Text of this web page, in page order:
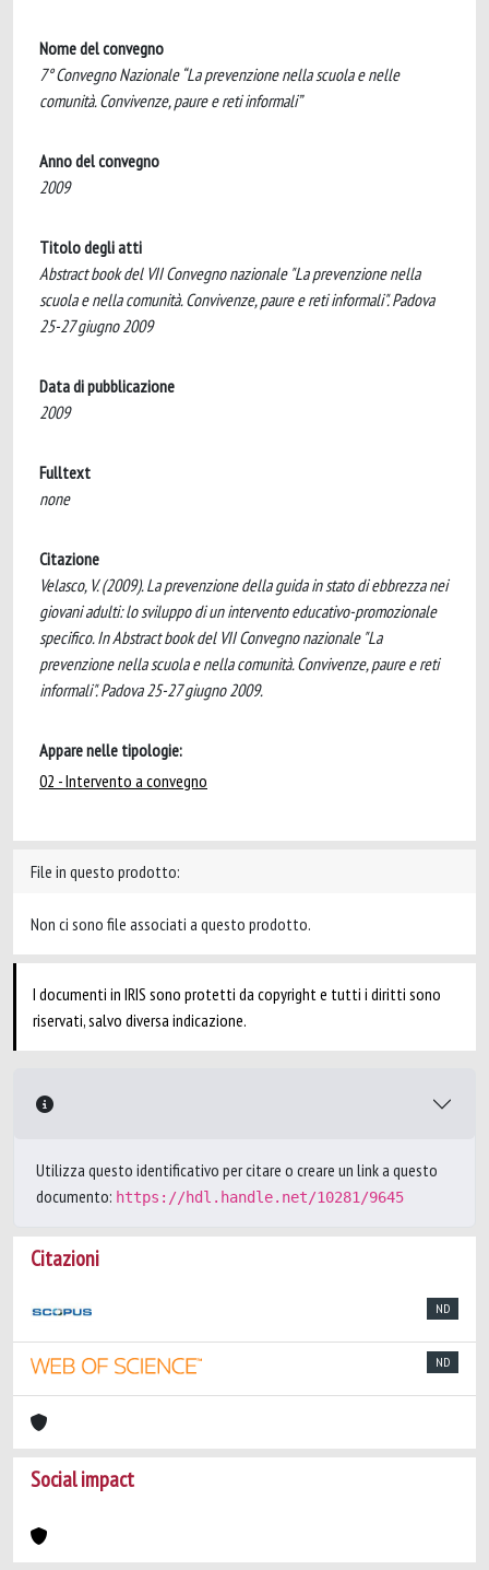
Nome del convegno
7° Convegno Nazionale “La prevenzione nella scuola e nelle
comunità. Convivenze, paure e reti informali”
Anno del convegno
2009
Titolo degli atti
Abstract book del VII Convegno nazionale "La prevenzione nella
scuola e nella comunità. Convivenze, paure e reti informali". Padova
25-27 giugno 2009
Data di pubblicazione
2009
Fulltext
none
Citazione
Velasco, V. (2009). La prevenzione della guida in stato di ebbrezza nei
giovani adulti: lo sviluppo di un intervento educativo-promozionale
specifico. In Abstract book del VII Convegno nazionale "La
prevenzione nella scuola e nella comunità. Convivenze, paure e reti
informali". Padova 25-27 giugno 2009.
Appare nelle tipologie:
02 - Intervento a convegno
File in questo prodotto:
Non ci sono file associati a questo prodotto.
I documenti in IRIS sono protetti da copyright e tutti i diritti sono
riservati, salvo diversa indicazione.
Utilizza questo identificativo per citare o creare un link a questo
documento: https://hdl.handle.net/10281/9645
Citazioni
ND
ND
Social impact